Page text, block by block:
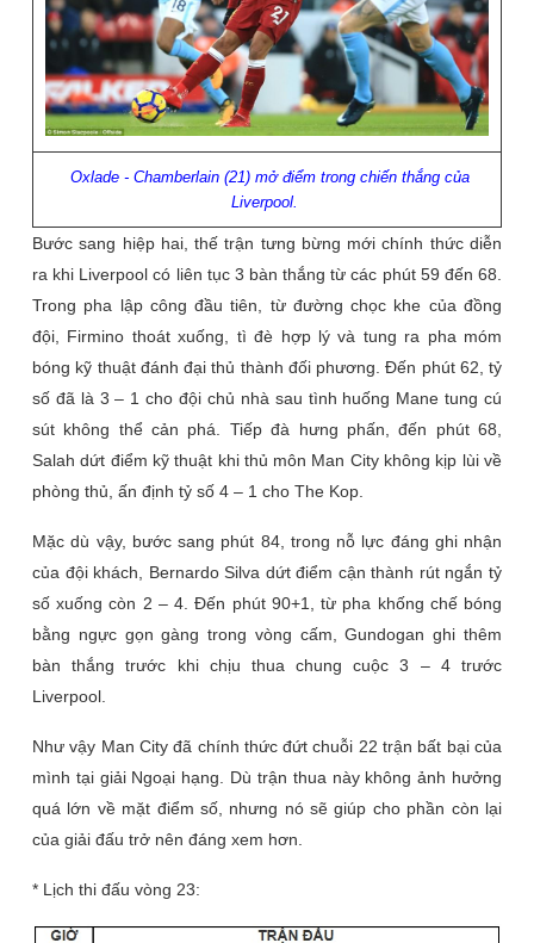
Oxlade - Chamberlain (21) mở điểm trong chiến thắng của
Liverpool.
Bước sang hiệp hai, thế trận tưng bừng mới chính thức diễn
ra khi Liverpool có liên tục 3 bàn thắng từ các phút 59 đến 68.
Trong pha lập công đầu tiên, từ đường chọc khe của đồng
đội, Firmino thoát xuống, tì đè hợp lý và tung ra pha móm
bóng kỹ thuật đánh đại thủ thành đối phương. Đến phút 62, tỷ
số đã là 3 – 1 cho đội chủ nhà sau tình huống Mane tung cú
sút không thể cản phá. Tiếp đà hưng phấn, đến phút 68,
Salah dứt điểm kỹ thuật khi thủ môn Man City không kịp lùi về
phòng thủ, ấn định tỷ số 4 – 1 cho The Kop.
Mặc dù vậy, bước sang phút 84, trong nỗ lực đáng ghi nhận
của đội khách, Bernardo Silva dứt điểm cận thành rút ngắn tỷ
số xuống còn 2 – 4. Đến phút 90+1, từ pha khống chế bóng
bằng ngực gọn gàng trong vòng cấm, Gundogan ghi thêm
bàn thắng trước khi chịu thua chung cuộc 3 – 4 trước
Liverpool.
Như vậy Man City đã chính thức đứt chuỗi 22 trận bất bại của
mình tại giải Ngoại hạng. Dù trận thua này không ảnh hưởng
quá lớn về mặt điểm số, nhưng nó sẽ giúp cho phần còn lại
của giải đấu trở nên đáng xem hơn.
* Lịch thi đấu vòng 23: